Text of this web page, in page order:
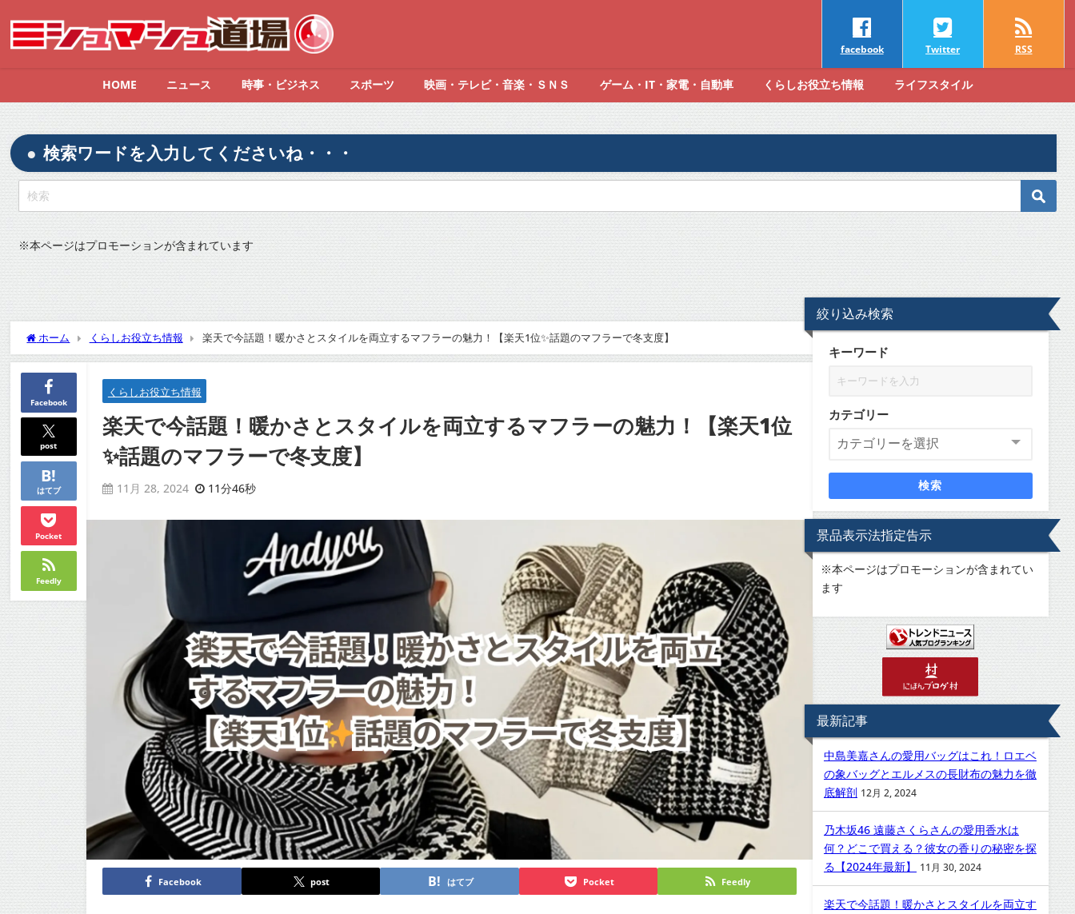
facebook Twitter RSS
HOME ニュース 時事・ビジネス スポーツ 映画・テレビ・音楽・ＳＮＳ ゲーム・IT・家電・自動車 くらしお役立ち情報 ライフスタイル
検索ワードを入力してくださいね・・・
※本ページはプロモーションが含まれています
ホーム くらしお役立ち情報 楽天で今話題！暖かさとスタイルを両立するマフラーの魅力！【楽天1位✨話題のマフラーで冬支度】
Facebook
post
はてブ
Pocket
Feedly
くらしお役立ち情報
楽天で今話題！暖かさとスタイルを両立するマフラーの魅力！【楽天1位
✨話題のマフラーで冬支度】
11月 28, 2024 11分46秒
Facebook post はてブ Pocket Feedly
絞り込み検索
キーワード
カテゴリー
検索
景品表示法指定告示
※本ページはプロモーションが含まれてい
ます
最新記事
中島美嘉さんの愛用バッグはこれ！ロエベ
の象バッグとエルメスの長財布の魅力を徹
底解剖 12月 2, 2024
乃木坂46 遠藤さくらさんの愛用香水は
何？どこで買える？彼女の香りの秘密を探
る【2024年最新】
11月 30, 2024
楽天で今話題！暖かさとスタイルを両立す